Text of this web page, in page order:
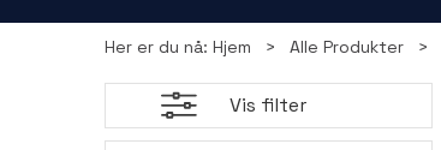
Her er du nå: Hjem > Alle Produkter >
Vis filter